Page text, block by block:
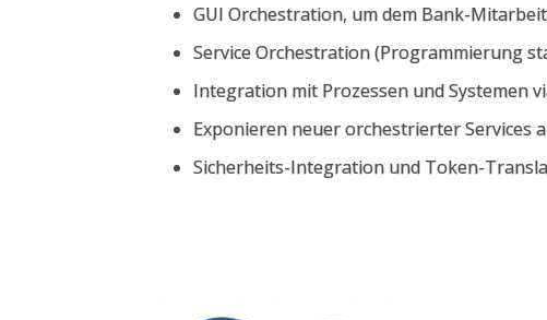
GUI Orchestration, um dem Bank-
Service Orchestration (Programmierung
Integration mit Prozessen und Systemen
Exponieren neuer orchestrierter Services
Sicherheits-Integration und Token-